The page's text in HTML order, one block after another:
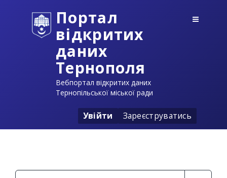
Портал
відкритих
даних
Тернополя
Вебпортал відкритих даних
Тернопільської міської ради
Увійти Зареєструватись